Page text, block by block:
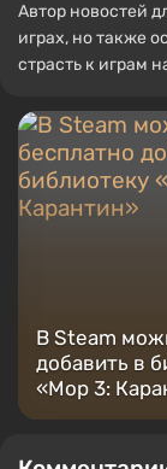
Автор новостей
играх, но также
страсть к играм
моих любимых
и The Witcher.
В Steam
добавить в
«Мор 3: